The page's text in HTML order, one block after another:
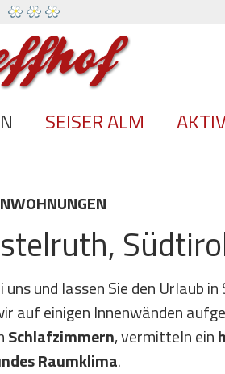
SEISER ALM
und lassen Sie den Urlaub
auf einigen Innenwänden
Schlafzimmern, vermitteln ein
Raumklima.